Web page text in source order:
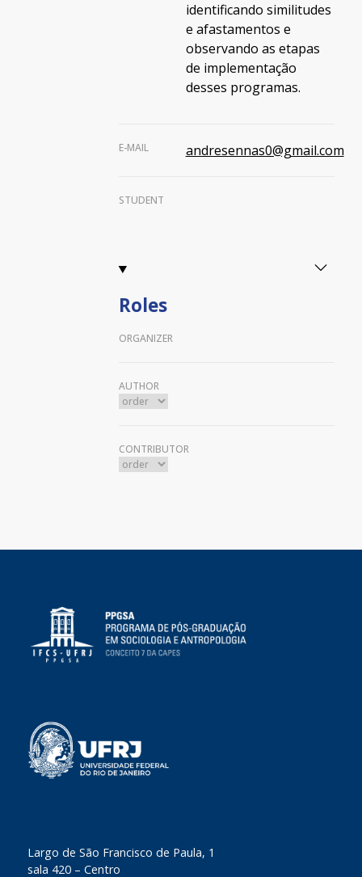
identificando similitudes
e afastamentos e
observando as etapas
de implementação
desses programas.
E-MAIL andresennas0@gmail.com
STUDENT
Roles
ORGANIZER
AUTHOR
CONTRIBUTOR
​Largo de São Francisco de Paula, 1
sala 420 – Centro